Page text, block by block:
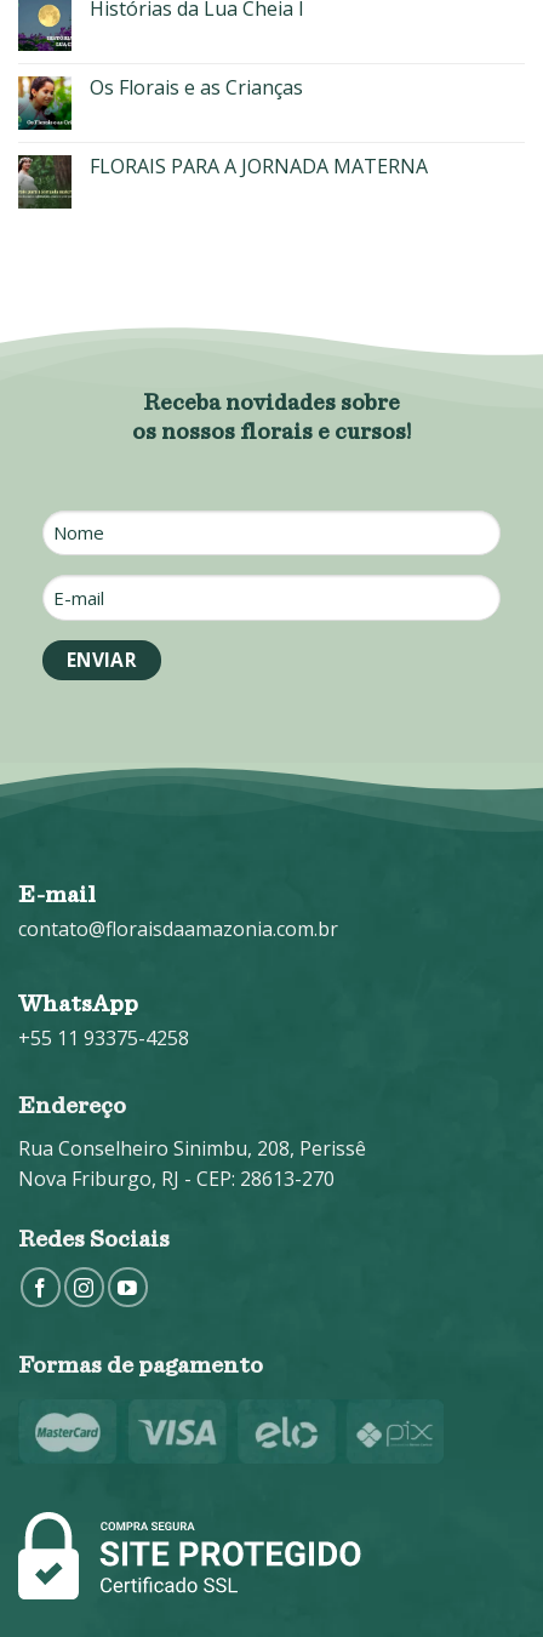
Histórias da Lua Cheia I
Os Florais e as Crianças
FLORAIS PARA A JORNADA MATERNA
Receba novidades sobre
os nossos florais e cursos!
Nome
E-
mail
*
E-mail
contato@floraisdaamazonia.com.br
WhatsApp
+55 11 93375-4258
Endereço
Rua Conselheiro Sinimbu, 208, Perissê
Nova Friburgo, RJ - CEP: 28613-270
Redes Sociais
Formas de pagamento